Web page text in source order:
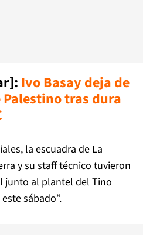
Ivo Basay deja de
tras dura
la escuadra de La
y su staff técnico tuvieron
junto al plantel del Tino
sábado”.